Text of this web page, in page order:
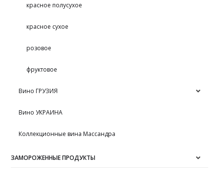
красное полусухое
красное сухое
розовое
фруктовое
Вино ГРУЗИЯ
Вино УКРАИНА
Коллекционные вина Массандра
ЗАМОРОЖЕННЫЕ ПРОДУКТЫ